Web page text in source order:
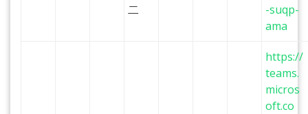
二
-suqp-
ama
https://
teams.
micros
oft.co